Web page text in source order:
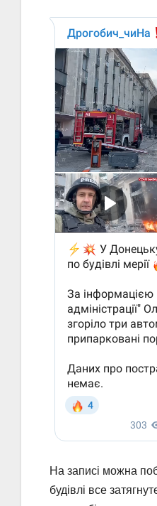
На записі можна
будівлі все